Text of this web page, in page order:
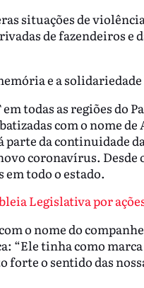
situações de
de fazendeiros e
e a solidariedade
todas as regiões do
com o nome
da continuidade
coronavírus. Desde
em todo o estado.
Legislativa por
o nome do
“Ele tinha como
forte o sentido das